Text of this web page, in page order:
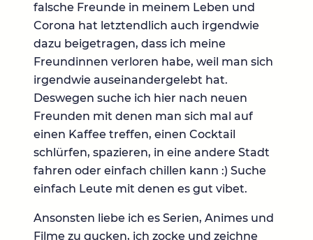
falsche Freunde in meinem Leben und
Corona hat letztendlich auch irgendwie
dazu beigetragen, dass ich meine
Freundinnen verloren habe, weil man sich
irgendwie auseinandergelebt hat.
Deswegen suche ich hier nach neuen
Freunden mit denen man sich mal auf
einen Kaffee treffen, einen Cocktail
schlürfen, spazieren, in eine andere Stadt
fahren oder einfach chillen kann :) Suche
einfach Leute mit denen es gut vibet.
Ansonsten liebe ich es Serien, Animes und
Filme zu gucken, ich zocke und zeichne